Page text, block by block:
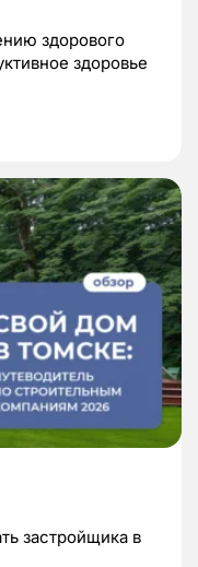
здорового
здоровье
застройщика в